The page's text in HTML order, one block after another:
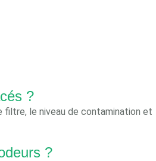
?
le niveau de contamination et
?